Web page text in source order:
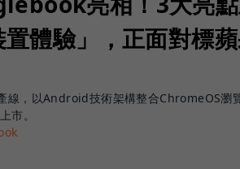
體驗」，正面對標
線，以Android技術架構整合ChromeOS瀏
市。